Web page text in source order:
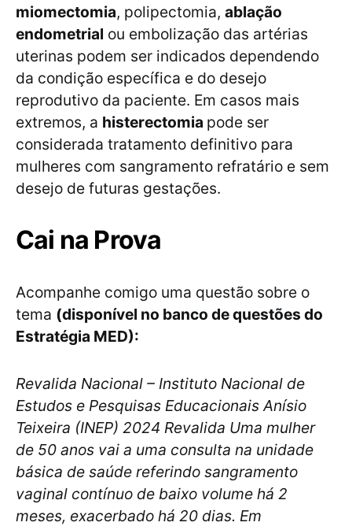
miomectomia, polipectomia, ablação
endometrial ou embolização das artérias
uterinas podem ser indicados dependendo
da condição específica e do desejo
reprodutivo da paciente. Em casos mais
extremos, a histerectomia pode ser
considerada tratamento definitivo para
mulheres com sangramento refratário e sem
desejo de futuras gestações.
Cai na Prova
Acompanhe comigo uma questão sobre o
tema (disponível no banco de questões do
Estratégia MED):
Revalida Nacional – Instituto Nacional de
Estudos e Pesquisas Educacionais Anísio
Teixeira (INEP) 2024 Revalida Uma mulher
de 50 anos vai a uma consulta na unidade
básica de saúde referindo sangramento
vaginal contínuo de baixo volume há 2
meses, exacerbado há 20 dias. Em